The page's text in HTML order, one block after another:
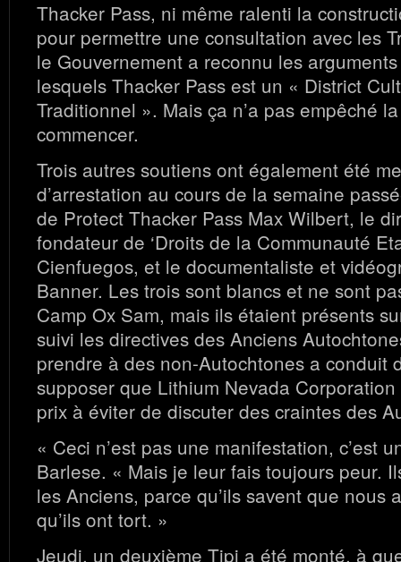
Thacker Pass, ni même ralenti la
pour permettre une consultation avec les
le Gouvernement a reconnu les
lesquels Thacker Pass est un « District
Traditionnel ». Mais ça n’a pas empêché
commencer.
Trois autres soutiens ont également été
d’arrestation au cours de la semaine
de Protect Thacker Pass Max Wilbert, le
fondateur de ‘Droits de la Communauté
Cienfuegos, et le documentaliste et
Banner. Les trois sont blancs et ne sont
Camp Ox Sam, mais ils étaient présents
suivi les directives des Anciens
prendre à des non-Autochtones a conduit
supposer que Lithium Nevada
prix à éviter de discuter des craintes des
« Ceci n’est pas une manifestation, c’est
Barlese. « Mais je leur fais toujours peur.
les Anciens, parce qu’ils savent que nous
qu’ils ont tort. »
Jeudi, un deuxième Tipi a été monté, à